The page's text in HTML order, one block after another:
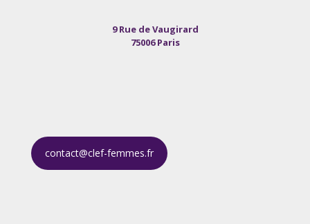
9 Rue de Vaugirard
75006 Paris
contact@clef-femmes.fr